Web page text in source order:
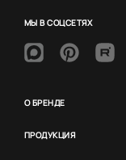
МЫ В СОЦСЕТЯХ
О БРЕНДЕ
ПРОДУКЦИЯ